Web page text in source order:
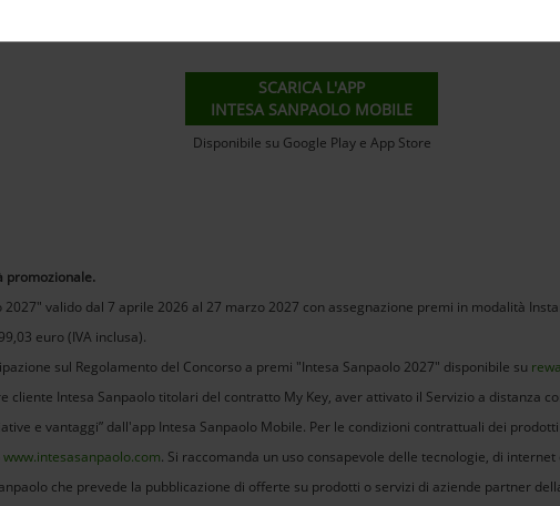
SCARICA L'APP
INTESA SANPAOLO MOBILE
Disponibile su Google Play e App Store
promozionale.
valido dal 7 aprile 2026 al 27 marzo 2027 con assegnazione premi in modalità
euro (IVA inclusa).
sul Regolamento del Concorso a premi "Intesa Sanpaolo 2027" disponibile su
cliente Intesa Sanpaolo titolari del contratto My Key, aver attivato il Servizio a distanza
e vantaggi” dall'app Intesa Sanpaolo Mobile. Per le condizioni contrattuali dei
www.intesasanpaolo.com. Si raccomanda un uso consapevole delle tecnologie, di internet
che prevede la pubblicazione di offerte su prodotti o servizi di aziende partner